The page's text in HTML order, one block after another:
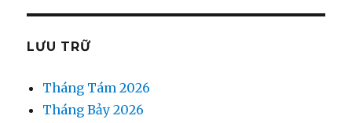
LƯU TRỮ
Tháng Tám 2026
Tháng Bảy 2026